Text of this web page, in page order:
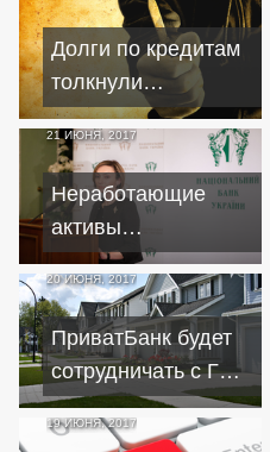
Долги по кредитам
толкнули
минчанина на
вооруженный
разбой
21 ИЮНЯ, 2017
Неработающие
активы
препятствуют
возобновлению
кредитования
20 ИЮНЯ, 2017
ПриватБанк будет
сотрудничать с ГИУ
по программам
ипотечного
19 ИЮНЯ, 2017